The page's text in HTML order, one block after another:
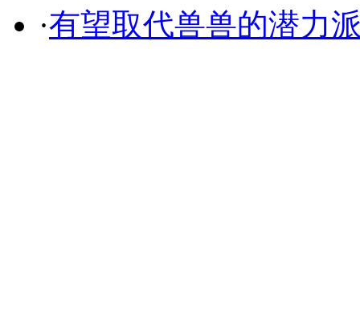
·有望取代兽兽的潜力